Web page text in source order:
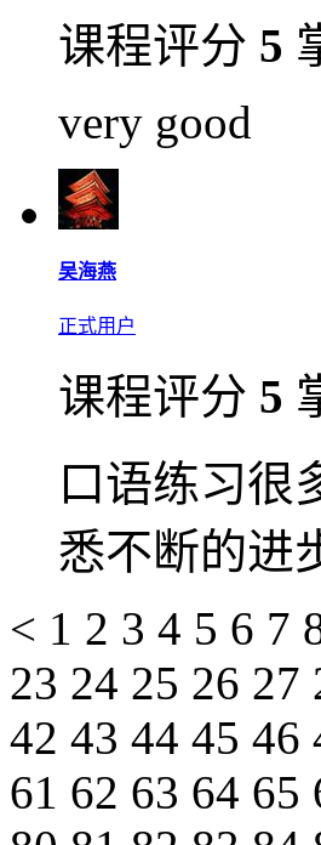
课程评分 5
very good
吴海燕
正式用户
课程评分 5
口语练习很
悉不断的进
< 1 2 3 4 5 6 7
23 24 25 26 27
42 43 44 45 46
61 62 63 64 65